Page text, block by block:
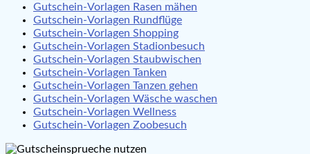
Gutschein-Vorlagen Rasen mähen
Gutschein-Vorlagen Rundflüge
Gutschein-Vorlagen Shopping
Gutschein-Vorlagen Stadionbesuch
Gutschein-Vorlagen Staubwischen
Gutschein-Vorlagen Tanken
Gutschein-Vorlagen Tanzen gehen
Gutschein-Vorlagen Wäsche waschen
Gutschein-Vorlagen Wellness
Gutschein-Vorlagen Zoobesuch